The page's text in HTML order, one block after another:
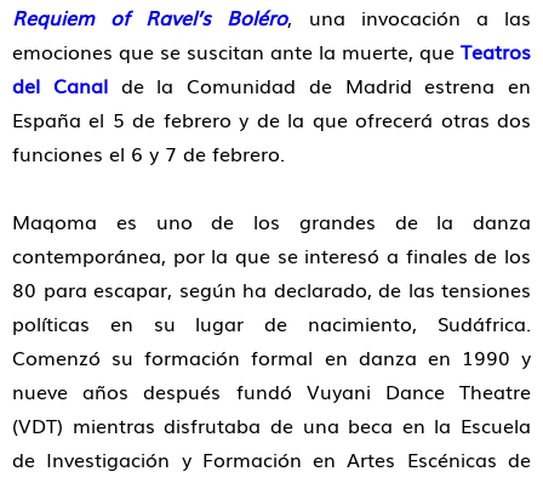
Requiem of Ravel’s Boléro, una invocación a las
emociones que se suscitan ante la muerte, que Teatros
del Canalde la Comunidad de Madrid estrena en
España el 5 de febrero y de la que ofrecerá otras dos
funciones el 6 y 7 de febrero.
Maqoma es uno de los grandes de la danza
contemporánea, por la que se interesó a finales de los
80 para escapar, según ha declarado, de las tensiones
políticas en su lugar de nacimiento, Sudáfrica.
Comenzó su formación formal en danza en 1990 y
nueve años después fundó Vuyani Dance Theatre
(VDT) mientras disfrutaba de una beca en la Escuela
de Investigación y Formación en Artes Escénicas de